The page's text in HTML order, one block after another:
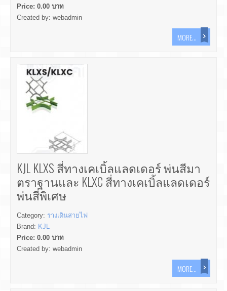
Price: 0.00 บาท
Created by: webadmin
MORE...
KJL KLXS สี่ทางเคเบิ้ลแลดเดอร์ พ่นสีมา
ตราฐานและ KLXC สี่ทางเคเบิ้ลแลดเดอร์
พ่นสีพิเศษ
Category: รางเดินสายไฟ
Brand: KJL
Price: 0.00 บาท
Created by: webadmin
MORE...